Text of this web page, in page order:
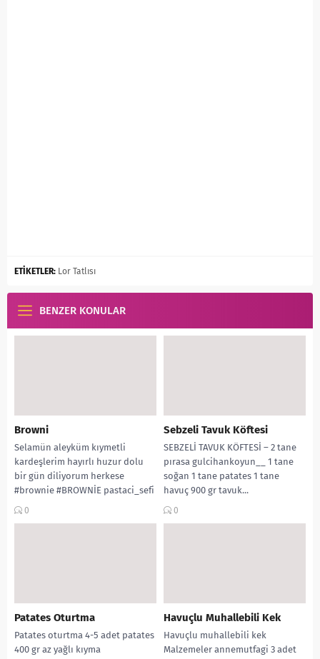
ETİKETLER: Lor Tatlısı
BENZER KONULAR
Browni
Selamün aleyküm kıymetli
kardeşlerim hayırlı huzur dolu
bir gün diliyorum herkese
#brownie #BROWNİE pastaci_sefi
3 yumurta 1 su bardağı bir...
0
Sebzeli Tavuk Köftesi
SEBZELİ TAVUK KÖFTESİ – 2 tane
pırasa gulcihankoyun__ 1 tane
soğan 1 tane patates 1 tane
havuç 900 gr tavuk...
0
Patates Oturtma
Patates oturtma 4-5 adet patates
400 gr az yağlı kıyma
Havuçlu Muhallebili Kek
Havuçlu muhallebili kek
Malzemeler annemutfagi 3 adet